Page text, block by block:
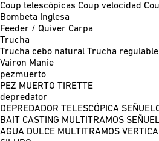
Coup telescópicas Coup velocidad
Bombeta
Inglesa
Feeder / Quiver Carpa
Trucha
Trucha cebo natural Trucha regulable
Vairon Manie
pezmuerto
PEZ MUERTO TIRETTE
depredator
DEPREDADOR TELESCÓPICA
BAIT CASTING MULTITRAMOS
AGUA DULCE MULTITRAMOS